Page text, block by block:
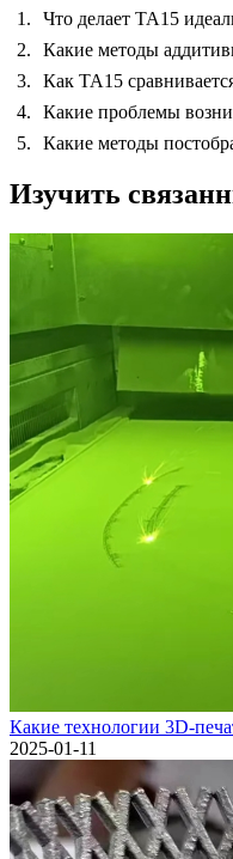
Что делает TA15
Какие методы
Как TA15
Какие проблемы
Какие методы
Изучить
Какие технологии 3D-
2025-01-11